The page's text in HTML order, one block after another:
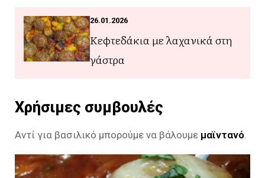
26.01.2026
Κεφτεδάκια με λαχανικά στη
γάστρα
Χρήσιμες συμβουλές
Αντί για βασιλικό μπορούμε να βάλουμε μαϊντανό